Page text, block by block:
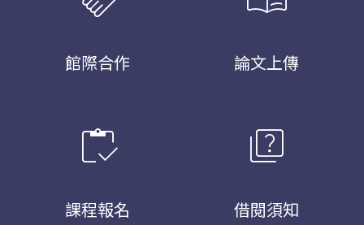
館際合作 論文上傳
inventory
課程報名
quiz
借閱須知